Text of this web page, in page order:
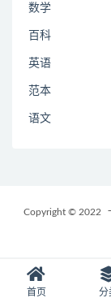
数学
百科
英语
范本
语文
Copyright © 2022
首页 分